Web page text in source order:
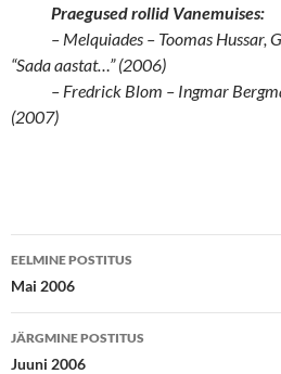
Praegused rollid Vanemuises:
– Melquiades – Toomas Hussar,
“Sada aastat…” (2006)
– Fredrick Blom – Ingmar
(2007)
Postituste
töölaud
EELMINE POSTITUS
Mai 2006
JÄRGMINE POSTITUS
Juuni 2006